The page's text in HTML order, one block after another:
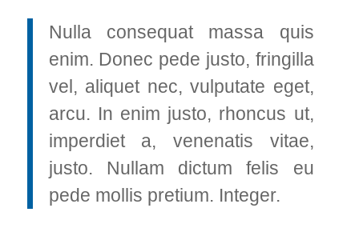
Nulla consequat massa quis
enim. Donec pede justo, fringilla
vel, aliquet nec, vulputate eget,
arcu. In enim justo, rhoncus ut,
imperdiet a, venenatis vitae,
justo. Nullam dictum felis eu
pede mollis pretium. Integer.